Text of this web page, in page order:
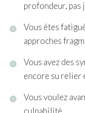
profondeur, pas
Vous êtes
approches
Vous avez des
encore su relier
Vous voulez
culpabilité.